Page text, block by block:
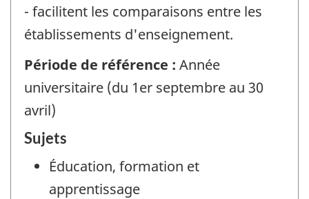
- facilitent les comparaisons entre les
établissements d'enseignement.
Période de référence : Année
universitaire (du 1er septembre au 30
avril)
Sujets
Éducation, formation et
apprentissage